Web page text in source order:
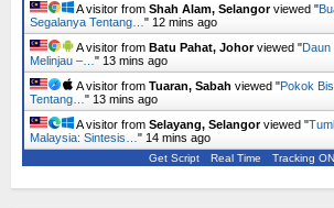
A visitor from Shah Alam, Selangorviewed "
Segalanya Tentang… " 12 mins ago
A visitor from Batu Pahat, Johorviewed "Daun
Melinjau –… " 13 mins ago
A visitor from Tuaran, Sabah viewed "Pokok
Tentang… " 13 mins ago
A visitor from Selayang, Selangorviewed "
Malaysia: Sintesis… " 14 mins ago
Get Script Real Time Tracking ON